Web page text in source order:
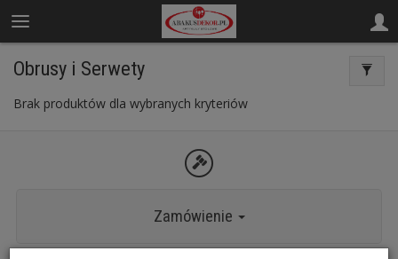
Obrusy i Serwety
Brak produktów dla wybranych kryteriów
Zamówienie